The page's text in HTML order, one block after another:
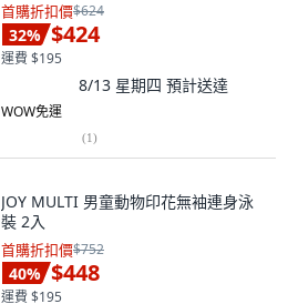
首購折扣價$624
32% $424
運費 $195
8/13 星期四 預計送達
WOW免運
(1)
JOY MULTI 男童動物印花無袖連身泳
裝 2入
首購折扣價$752
40% $448
運費 $195